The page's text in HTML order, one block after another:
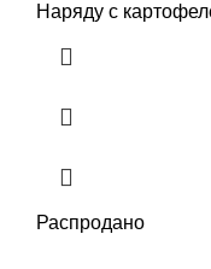
Наряду с
Распродано